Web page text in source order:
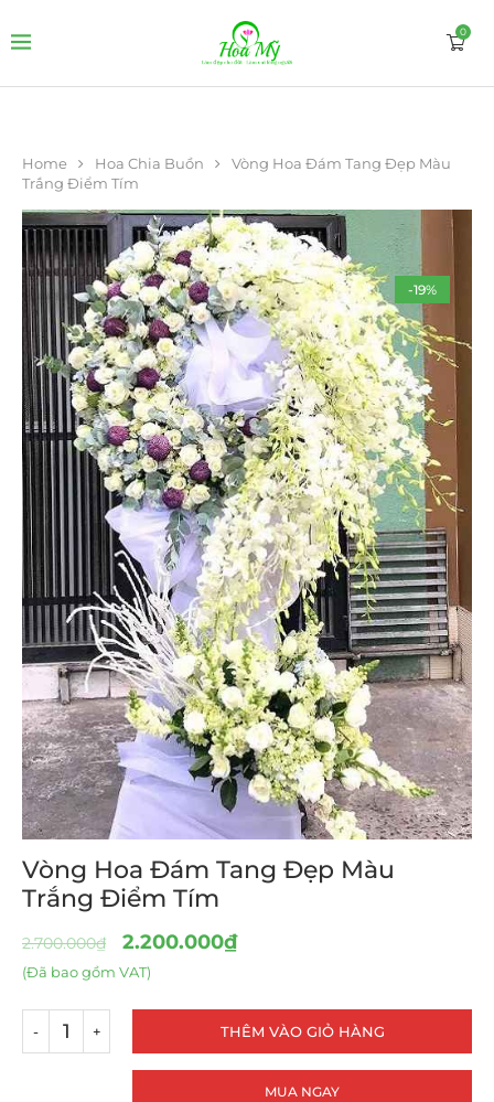
0
Home Hoa Chia Buồn
Vòng Hoa Đám Tang Đẹp Màu
Trắng Điểm Tím
-19%
Vòng Hoa Đám Tang Đẹp Màu
Trắng Điểm Tím
2.700.000₫ 2.200.000₫
(Đã bao gồm VAT)
THÊM VÀO GIỎ HÀNG
MUA NGAY